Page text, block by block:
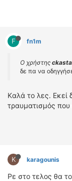
F fn1m
Ο χρήστης
δε πα να
Kαλά το λες. Εκεί
τραυματισμός που
K karagounis
Ρε στο τελος θα